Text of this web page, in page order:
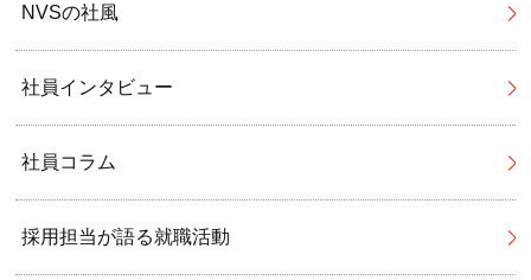
NVSの社風
社員インタビュー
社員コラム
採用担当が語る就職活動